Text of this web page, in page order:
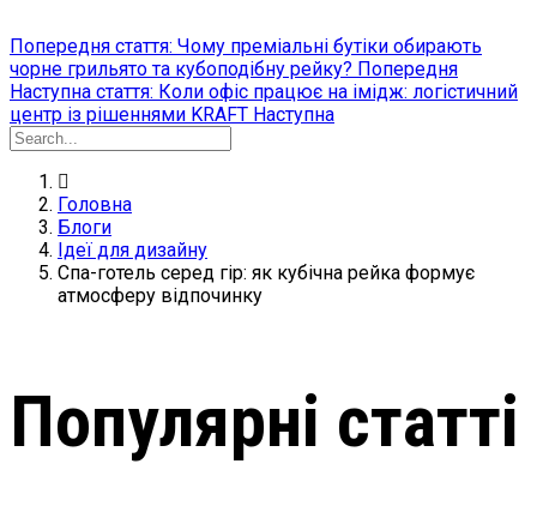
Попередня стаття: Чому преміальні бутіки обирають
чорне грильято та кубоподібну рейку? Попередня
Наступна стаття: Коли офіс працює на імідж: логістичний
центр із рішеннями KRAFT Наступна
Головна
Блоги
Ідеї для дизайну
Спа-готель серед гір: як кубічна рейка формує
атмосферу відпочинку
Популярні статті